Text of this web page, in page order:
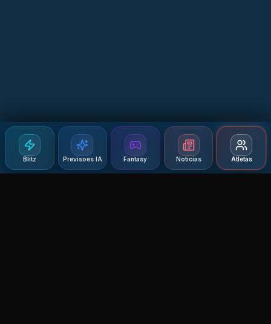
Blitz Previsoes IA Fantasy Notícias Atletas